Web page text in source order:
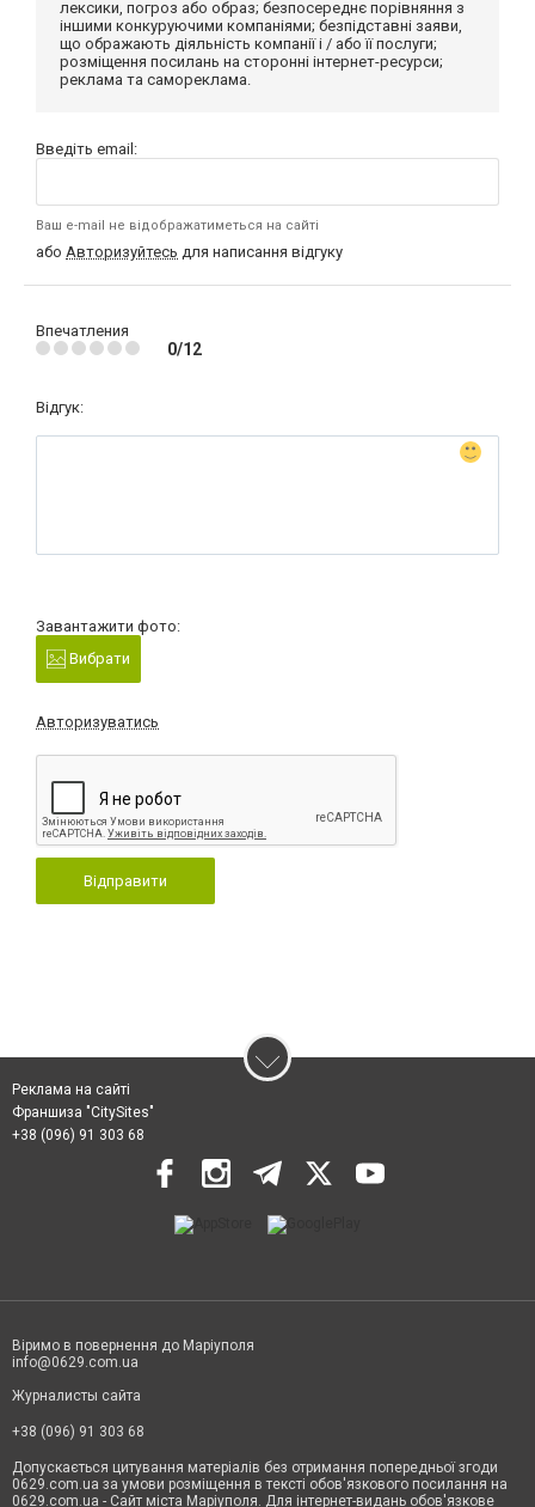
лексики, погроз або образ; безпосереднє порівняння з
іншими конкуруючими компаніями; безпідставні заяви,
що ображають діяльність компанії і / або її послуги;
розміщення посилань на сторонні інтернет-ресурси;
реклама та самореклама.
Введіть email:
Ваш e-mail не відображатиметься на сайті
або Авторизуйтесь для написання відгуку
Впечатления
0/12
Відгук:
Завантажити фото:
Вибрати
Авторизуватись
Відправити
Реклама на сайті
Франшиза "CitySites"
+38 (096) 91 303 68
Віримо в повернення до Маріуполя
info@0629.com.ua
Журналисты сайта
+38 (096) 91 303 68
Допускається цитування матеріалів без отримання попередньої згоди
0629.com.ua за умови розміщення в тексті обов'язкового посилання на
0629.com.ua - Сайт міста Маріуполя. Для інтернет-видань обов'язкове